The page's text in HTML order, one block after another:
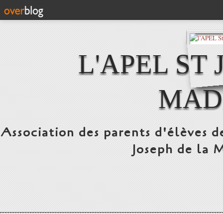
L'APEL ST
Association des parents d'élèves
Joseph de la